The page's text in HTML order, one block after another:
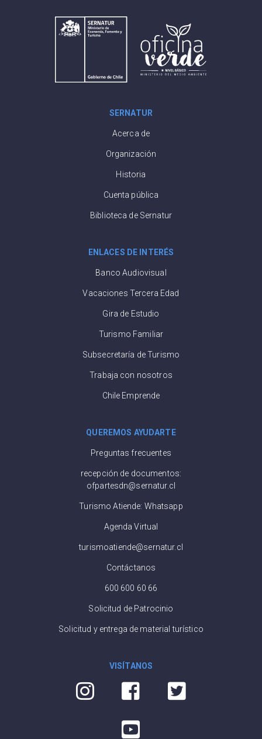
SERNATUR
Acerca de
Organización
Historia
Cuenta pública
Biblioteca de Sernatur
ENLACES DE INTERÉS
Banco Audiovisual
Vacaciones Tercera Edad
Gira de Estudio
Turismo Familiar
Subsecretaría de Turismo
Trabaja con nosotros
Chile Emprende
QUEREMOS AYUDARTE
Preguntas frecuentes
recepción de documentos:
ofpartesdn@sernatur.cl
Turismo Atiende: Whatsapp
Agenda Virtual
turismoatiende@sernatur.cl
Contáctanos
600 600 60 66
Solicitud de Patrocinio
Solicitud y entrega de material turístico
VISÍTANOS